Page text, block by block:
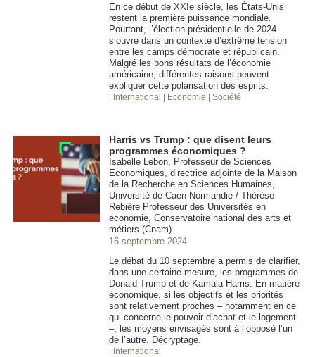
En ce début de XXIe siècle, les États-Unis
restent la première puissance mondiale.
Pourtant, l’élection présidentielle de 2024
s’ouvre dans un contexte d’extrême tension
entre les camps démocrate et républicain.
Malgré les bons résultats de l’économie
américaine, différentes raisons peuvent
expliquer cette polarisation des esprits.
| International | Economie | Société
Harris vs Trump : que disent leurs
programmes économiques ?
Isabelle Lebon, Professeur de Sciences
Economiques, directrice adjointe de la Maison
de la Recherche en Sciences Humaines,
Université de Caen Normandie / Thérèse
Rebière Professeur des Universités en
économie, Conservatoire national des arts et
métiers (Cnam)
16 septembre 2024
Le débat du 10 septembre a permis de clarifier,
dans une certaine mesure, les programmes de
Donald Trump et de Kamala Harris. En matière
économique, si les objectifs et les priorités
sont relativement proches – notamment en ce
qui concerne le pouvoir d’achat et le logement
–, les moyens envisagés sont à l’opposé l’un
de l’autre. Décryptage.
| International